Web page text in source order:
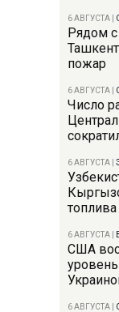
6 АВГУСТА
Рядом
пожар
6 АВГУСТА
Число
6 АВГУСТА
6 АВГУСТА
США
6 АВГУСТА